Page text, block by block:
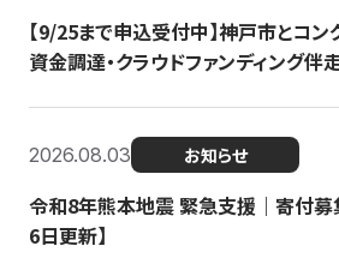
【9/25まで申込受付中】神戸市とコ
資金調達・クラウドファンディング伴
2026.08.03 お知らせ
令和8年熊本地震 緊急支援｜寄付募
6日更新】